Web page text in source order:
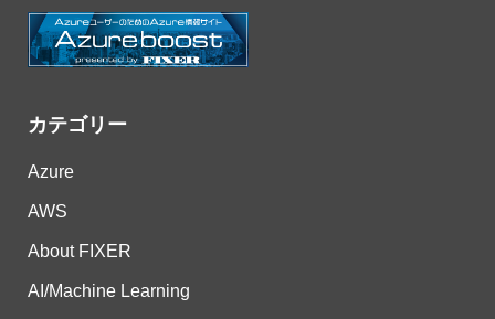
カテゴリー
Azure
AWS
About FIXER
AI/Machine Learning